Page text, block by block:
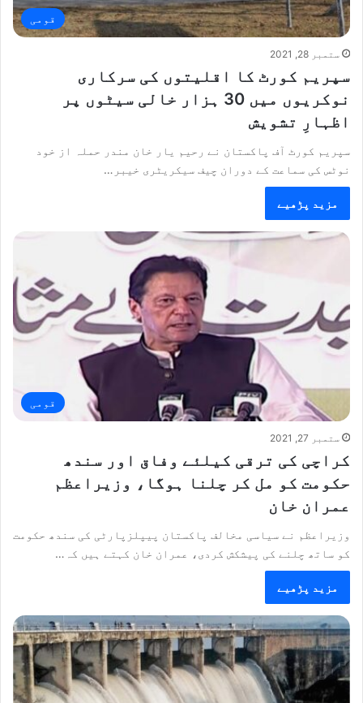
قومی
ستمبر 28, 2021
سپریم کورٹ کا اقلیتوں کی سرکاری
نوکریوں میں 30 ہزار خالی سیٹوں پر
اظہارِ تشویش
سپریم کورٹ آف پاکستان نے رحیم یار خان مندر حملہ از خود
نوٹس کی سماعت کے دوران چیف سیکریٹری خیبر…
مزید پڑھیے
قومی
ستمبر 27, 2021
کراچی کی ترقی کیلئے وفاق اور سندھ
حکومت کو مل کر چلنا ہوگا، وزیراعظم
عمران خان
وزیراعظم نے سیاسی مخالف پاکستان پیپلزپارٹی کی سندھ حکومت
کو ساتھ چلنے کی پیشکش کردی، عمران خان کہتے ہیں کہ…
مزید پڑھیے